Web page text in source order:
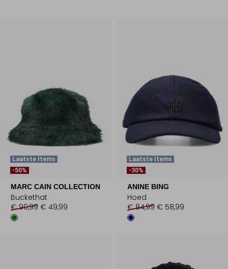
Laatste Items
-50%
MARC CAIN COLLECTION
Buckethat
€ 99,99 € 49,99
Laatste Items
-30%
ANINE BING
Hoed
€ 84,99 € 58,99